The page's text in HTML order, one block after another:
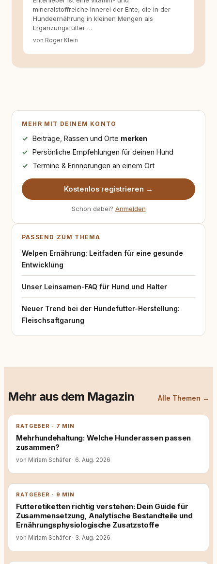
mineralstoffreiche Innerei der Ente, die in der
Hundeernährung in kleinen Mengen als
Ergänzungsfutter …
von Roger Klein
MEHR MIT DEINEM KONTO
Beiträge, Rassen und Orte merken
Persönliche Empfehlungen für deinen Hund
Termine & Erinnerungen an einem Ort
Kostenlos registrieren →
Schon dabei? Anmelden
PASSEND ZUM THEMA
Welpen Ernährung: Leitfaden für eine gesunde
Entwicklung
Unser Leinsamen-FAQ für Hund und Halter
Neuer Trend bei der Hundefutter-Herstellung:
Fleischsaftgarung
Mehr aus dem Magazin Alle Themen →
RATGEBER · 7 MIN
Mehrhundehaltung: Welche Hunderassen passen
zusammen?
von Miriam Schäfer · 6. Aug. 2026
RATGEBER · 9 MIN
Futteretiketten richtig verstehen: Dein Guide für
Zusammensetzung, Analytische Bestandteile und
Ernährungsphysiologische Zusatzstoffe
von Miriam Schäfer · 3. Aug. 2026